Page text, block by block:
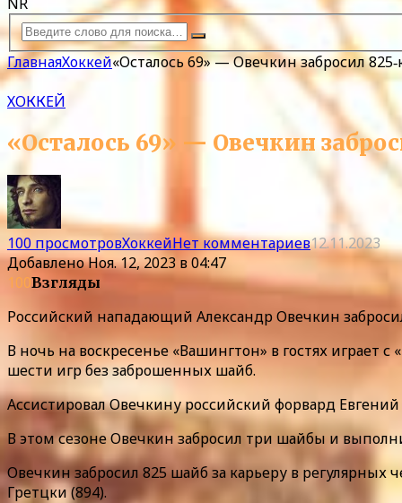
ГлавнаяХоккей«Осталось 69» — Овечкин забросил
ХОККЕЙ
«Осталось 69» — Овечкин
100 просмотровХоккейНет комментариев12.11.2023
ДобавленоНоя. 12, 2023 в 04:47
100Взгляды
Российский нападающий Александр Овечкин
В ночь на воскресенье «Вашингтон» в гостях играет
шести игр без заброшенных шайб.
Ассистировал Овечкину российский форвард
В этом сезоне Овечкин забросил три шайбы и
Овечкин забросил 825 шайб за карьеру в
Гретцки (894).